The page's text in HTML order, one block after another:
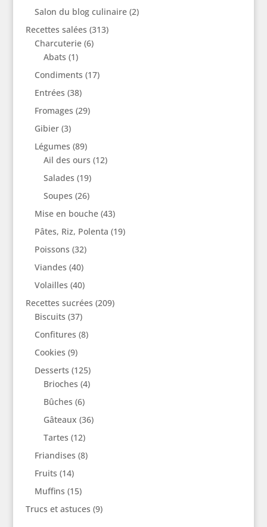
Salon du blog culinaire(2)
Recettes salées (313)
Charcuterie(6)
Abats (1)
Condiments (17)
Entrées (38)
Fromages (29)
Gibier(3)
Légumes (89)
Ail des ours (12)
Salades (19)
Soupes (26)
Mise en bouche(43)
Pâtes, Riz, Polenta (19)
Poissons (32)
Viandes (40)
Volailles (40)
Recettes sucrées (209)
Biscuits (37)
Confitures (8)
Cookies (9)
Desserts (125)
Brioches (4)
Bûches (6)
Gâteaux (36)
Tartes (12)
Friandises (8)
Fruits (14)
Muffins (15)
Trucs et astuces (9)